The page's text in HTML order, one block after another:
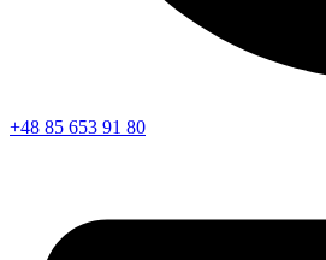
+48 85 653 91 80